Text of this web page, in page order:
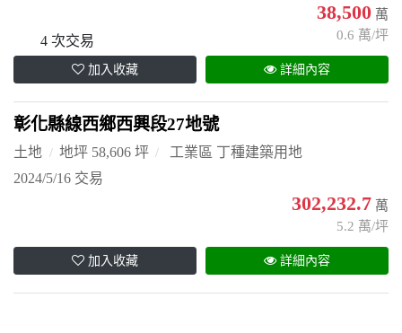
4 次交易
38,500 萬
0.6 萬/坪
加入收藏 詳細內容
彰化縣線西鄉西興段27地號
土地 地坪 58,606 坪
工業區 丁種建築用地
2024/5/16 交易
302,232.7 萬
5.2 萬/坪
加入收藏 詳細內容